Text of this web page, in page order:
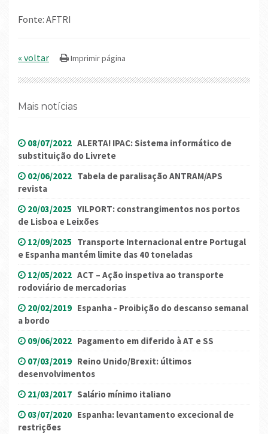
Fonte: AFTRI
« voltar
Mais notícias
08/07/2022 ALERTA! IPAC: Sistema informático de
substituição do Livrete
02/06/2022 Tabela de paralisação ANTRAM/APS
revista
20/03/2025 YILPORT: constrangimentos nos portos
de Lisboa e Leixões
12/09/2025 Transporte Internacional entre Portugal
e Espanha mantém limite das 40 toneladas
12/05/2022 ACT – Ação inspetiva ao transporte
rodoviário de mercadorias
20/02/2019 Espanha - Proibição do descanso semanal
a bordo
09/06/2022 Pagamento em diferido à AT e SS
07/03/2019 Reino Unido/Brexit: últimos
desenvolvimentos
21/03/2017 Salário mínimo italiano
03/07/2020 Espanha: levantamento excecional de
restrições